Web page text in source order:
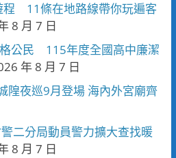
程 11條在地路線帶你玩遍客
8 月 7 日
公民 115年度全國高中廉潔
年 8 月 7 日
隍夜巡9月登場 海內外宮廟齊
二分局動員警力擴大查找暖
8 月 7 日